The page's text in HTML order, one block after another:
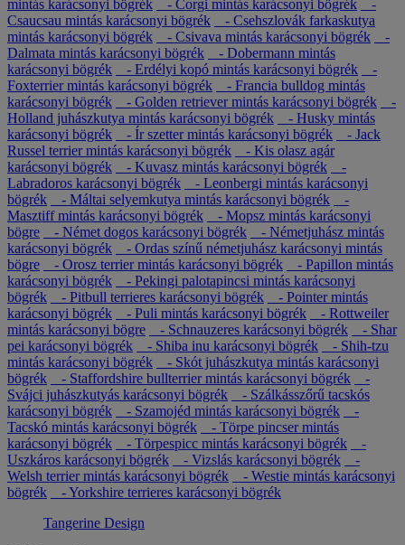
mintás karácsonyi bögrék
- Corgi mintás karácsonyi bögrék
-
Csaucsau mintás karácsonyi bögrék
- Csehszlovák farkaskutya
mintás karácsonyi bögrék
- Csivava mintás karácsonyi bögrék
-
Dalmata mintás karácsonyi bögrék
- Dobermann mintás
karácsonyi bögrék
- Erdélyi kopó mintás karácsonyi bögrék
-
Foxterrier mintás karácsonyi bögrék
- Francia bulldog mintás
karácsonyi bögrék
- Golden retriever mintás karácsonyi bögrék
-
Holland juhászkutya mintás karácsonyi bögrék
- Husky mintás
karácsonyi bögrék
- Ír szetter mintás karácsonyi bögrék
- Jack
Russel terrier mintás karácsonyi bögrék
- Kis olasz agár
karácsonyi bögrék
- Kuvasz mintás karácsonyi bögrék
-
Labradoros karácsonyi bögrék
- Leonbergi mintás karácsonyi
bögrék
- Máltai selyemkutya mintás karácsonyi bögrék
-
Masztiff mintás karácsonyi bögrék
- Mopsz mintás karácsonyi
bögre
- Német dogos karácsonyi bögrék
- Németjuhász mintás
karácsonyi bögrék
- Ordas színű németjuhász karácsonyi mintás
bögre
- Orosz terrier mintás karácsonyi bögrék
- Papillon mintás
karácsonyi bögrék
- Pekingi palotapincsi mintás karácsonyi
bögrék
- Pitbull terrieres karácsonyi bögrék
- Pointer mintás
karácsonyi bögrék
- Puli mintás karácsonyi bögrék
- Rottweiler
mintás karácsonyi bögre
- Schnauzeres karácsonyi bögrék
- Shar
pei karácsonyi bögrék
- Shiba inu karácsonyi bögrék
- Shih-tzu
mintás karácsonyi bögrék
- Skót juhászkutya mintás karácsonyi
bögrék
- Staffordshire bullterrier mintás karácsonyi bögrék
-
Svájci juhászkutyás karácsonyi bögrék
- Szálkásszőrű tacskós
karácsonyi bögrék
- Szamojéd mintás karácsonyi bögrék
-
Tacskó mintás karácsonyi bögrék
- Törpe pincser mintás
karácsonyi bögrék
- Törpespicc mintás karácsonyi bögrék
-
Uszkáros karácsonyi bögrék
- Vizslás karácsonyi bögrék
-
Welsh terrier mintás karácsonyi bögrék
- Westie mintás karácsonyi
bögrék
- Yorkshire terrieres karácsonyi bögrék
Tangerine Design